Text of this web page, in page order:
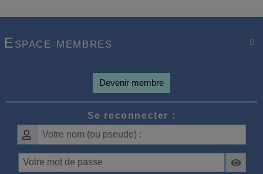

Espace membres
Devenir membre
Se reconnecter :